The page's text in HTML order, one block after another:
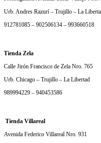
Urb. Andres Razurí – Trujillo – La
912781085 – 902506134 – 993660518
Tienda Zela
Calle Jirón Francisco de Zela Nro. 765
Urb. Chicago – Trujillo – La Libertad
989994229 – 940453586
Tienda Villareal
Avenida Federico Villareal Nro. 931